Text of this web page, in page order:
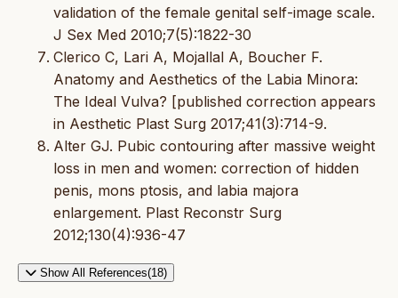
validation of the female genital self-image scale.
J Sex Med 2010;7(5):1822-30
Clerico C, Lari A, Mojallal A, Boucher F.
Anatomy and Aesthetics of the Labia Minora:
The Ideal Vulva? [published correction appears
in Aesthetic Plast Surg 2017;41(3):714-9.
Alter GJ. Pubic contouring after massive weight
loss in men and women: correction of hidden
penis, mons ptosis, and labia majora
enlargement. Plast Reconstr Surg
2012;130(4):936-47
Show All References(18)